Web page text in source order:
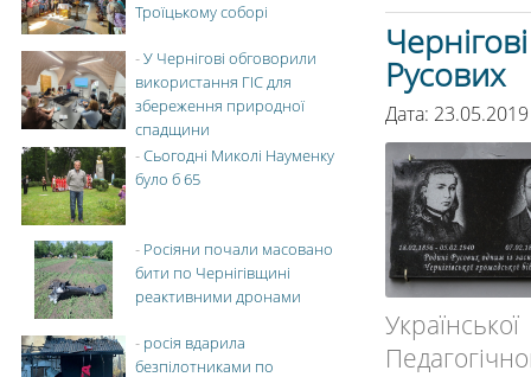
Русових
Дата:
Троїцькому соборі
-У Чернігові обговорили
використання ГІС для
збереження природної
спадщини
-Сьогодні Миколі Науменку
було б 65
- Росіяни почали масовано
бити по Чернігівщині
реактивними дронами
- росія вдарила
безпілотниками по